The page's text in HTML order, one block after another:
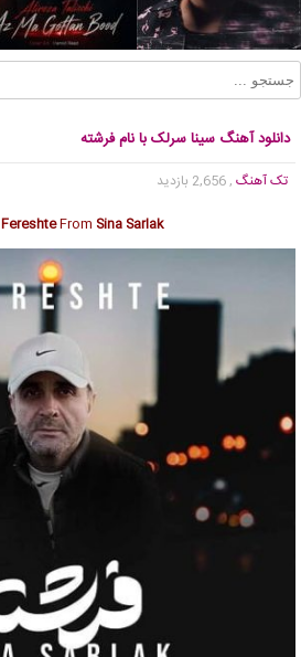
دانلود آهنگ سینا سرلک با نام فرشته
تک آهنگ , 2,656 بازدید
FereshteFrom Sina Sarlak